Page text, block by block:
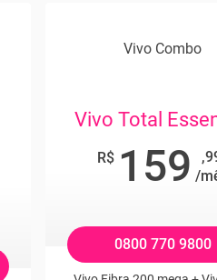
Vivo Combo
Vivo Total
R$ 159 /
0800 770 9800